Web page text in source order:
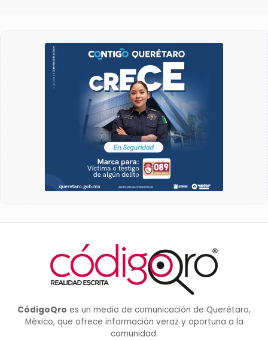
CódigoQro es un medio de comunicación de Querétaro,
México, que ofrece información veraz y oportuna a la
comunidad.